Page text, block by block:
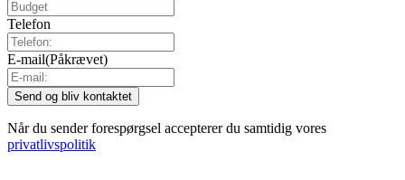
Telefon
E-mail(Påkrævet)
Når du sender forespørgsel accepterer du samtidig vores
privatlivspolitik